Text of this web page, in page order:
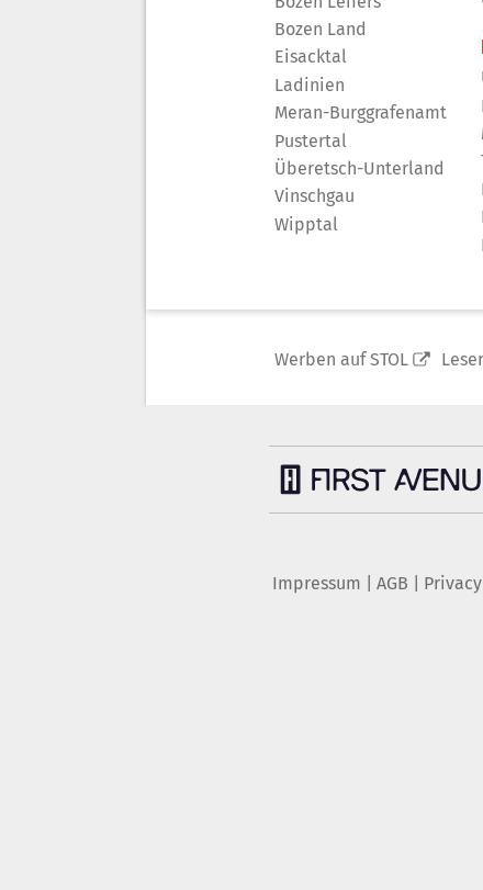
Bozen Land
Eisacktal
Ladinien
Meran-Burggrafenamt
Pustertal
Überetsch-Unterland
Vinschgau
Wipptal
Werben auf STOL
Impressum AGB